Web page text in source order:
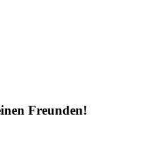
Freunden!